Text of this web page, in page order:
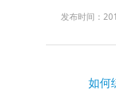
发布时间：
如何